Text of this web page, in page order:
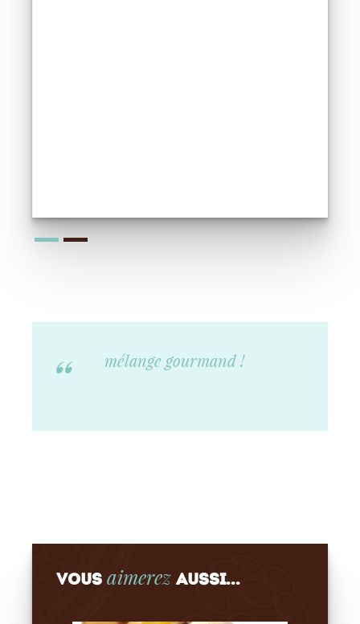
mélange gourmand !
Vous aimerez aussi...